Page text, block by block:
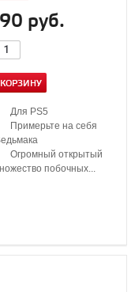
руб.
Для PS5
Примерьте на себя
Огромный открытый
побочных...